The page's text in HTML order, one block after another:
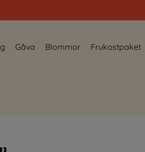
Gåva Blommor Frukostpaket